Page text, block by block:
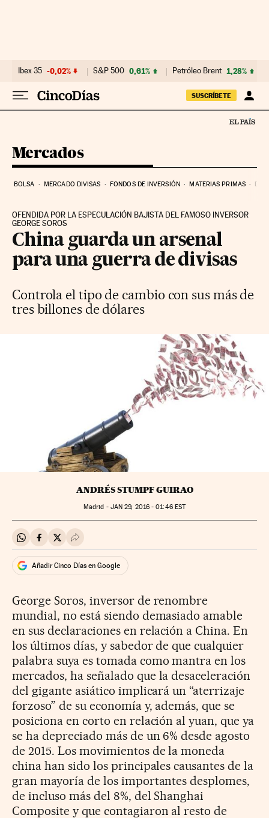
Ibex 35 -0,02% S&P 500 0,61% Petróleo Brent 1,28%
SUSCRÍBETE
Mercados
BOLSA MERCADO DIVISAS FONDOS DE INVERSIÓN MATERIAS PRIMAS
OFENDIDA POR LA ESPECULACIÓN BAJISTA DEL FAMOSO INVERSOR
GEORGE SOROS
China guarda un arsenal
para una guerra de divisas
Controla el tipo de cambio con sus más de
tres billones de dólares
ANDRÉS STUMPF GUIRAO
Madrid - JAN 29, 2016 - 01:46EST
Compartir en Whatsapp
Compartir en Facebook
Compartir en Twitter
Desplegar Redes Sociales
Añadir Cinco Días en Google
George Soros, inversor de renombre
mundial, no está siendo demasiado amable
en sus declaraciones en relación a China. En
los últimos días, y sabedor de que cualquier
palabra suya es tomada como mantra en los
mercados, ha señalado que la desaceleración
del gigante asiático implicará un “aterrizaje
forzoso” de su economía y, además, que se
posiciona en corto en relación al yuan, que ya
se ha depreciado más de un 6% desde agosto
de 2015. Los movimientos de la moneda
china han sido los principales causantes de la
gran mayoría de los importantes desplomes,
de incluso más del 8%, del Shanghai
Composite y que contagiaron al resto de